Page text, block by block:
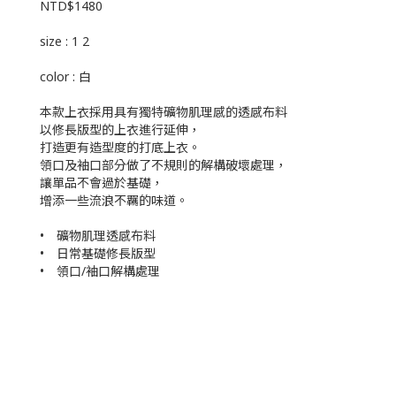
NTD$1480
size : 1 2
color : 白
本款上衣採用具有獨特礦物肌理感的透感布料
以修長版型的上衣進行延伸，
打造更有造型度的打底上衣。
領口及袖口部分做了不規則的解構破壞處理，
讓單品不會過於基礎，
增添一些流浪不羈的味道。
• 礦物肌理透感布料
• 日常基礎修長版型
• 領口/袖口解構處理